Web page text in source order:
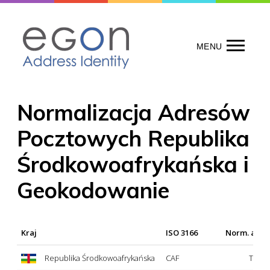
content
MENU
Normalizacja Adresów
Pocztowych Republika
Środkowoafrykańska i
Geokodowanie
Kraj ISO 3166 Norm.
Republika Środkowoafrykańska CAF Tak